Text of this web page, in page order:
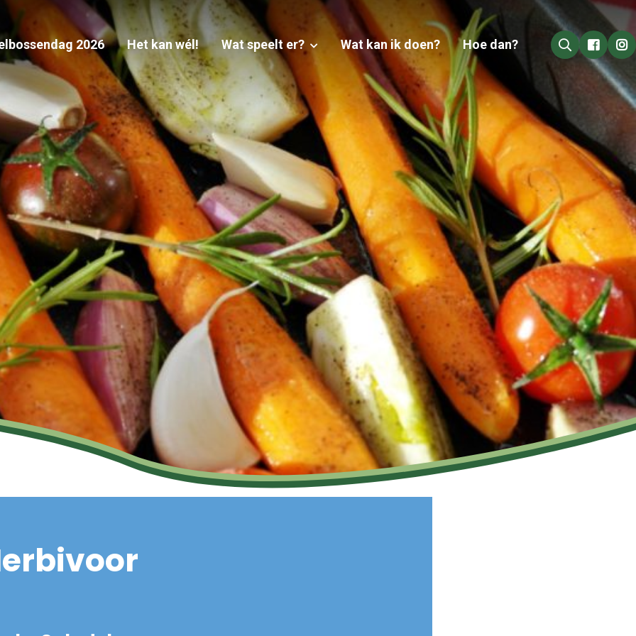
2026 Het kan wél! Wat speelt er? Wat kan ik doen? Hoe dan? Go to